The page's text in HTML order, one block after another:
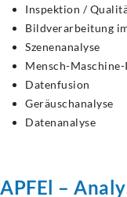
Inspektion /
Bildverarbeitung
Szenenanalyse
Mensch-
Datenfusion
Geräuschanalyse
Datenanalyse
APFEl –